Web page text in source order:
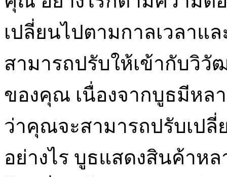
เปลี่ยนไปตามกาลเวลา
สามารถปรับให้เข้ากับวิ
ของคุณ เนื่องจากบูธมีห
ว่าคุณจะสามารถปรับเป
อย่างไร บูธแสดงสินค้าหล